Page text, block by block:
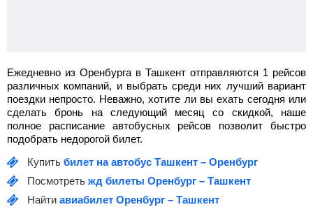
Ежедневно из Оренбурга в Ташкент отправляются 1 рейсов
различных компаний, и выбрать среди них лучший вариант
поездки непросто. Неважно, хотите ли вы ехать сегодня или
сделать бронь на следующий месяц со скидкой, наше
полное расписание автобусных рейсов позволит быстро
подобрать недорогой билет.
Купить билет на автобус Ташкент – Оренбург
Посмотреть жд билеты Оренбург – Ташкент
Найти авиабилет Оренбург – Ташкент